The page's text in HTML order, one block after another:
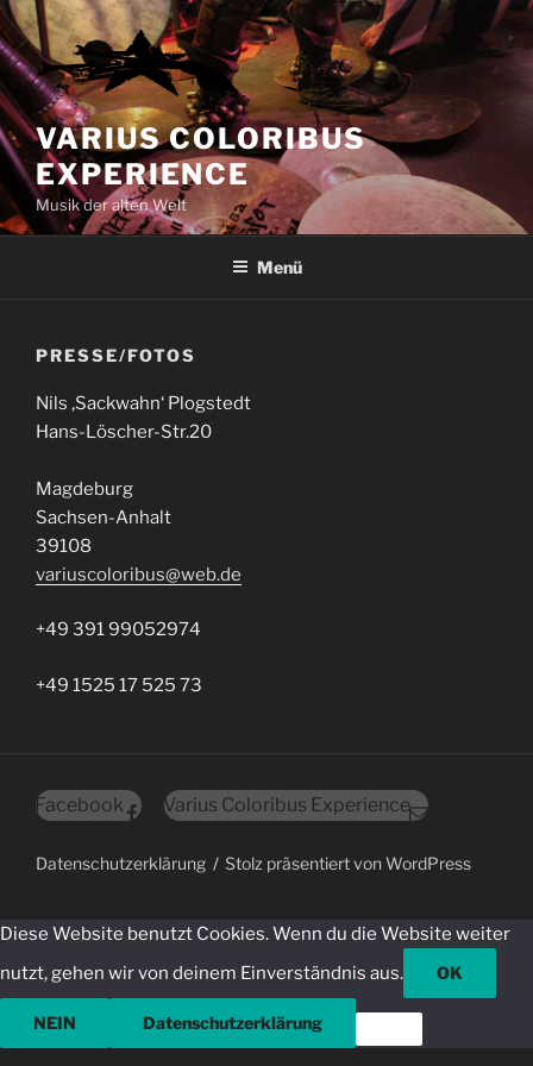
Zum
Inhalt
springen
VARIUS COLORIBUS
EXPERIENCE
Musik der alten Welt
Menü
PRESSE/FOTOS
Nils ‚Sackwahn‘ Plogstedt
Hans-Löscher-Str.20
Magdeburg
Sachsen-Anhalt
39108
variuscoloribus@web.de
+49 391 99052974
+49 1525 17 525 73
Facebook Varius Coloribus Experience
Datenschutz­erklärung Stolz präsentiert von WordPress
Diese Website benutzt Cookies. Wenn du die Website weiter
nutzt, gehen wir von deinem Einverständnis aus.
OK
NEIN Datenschutzerklärung